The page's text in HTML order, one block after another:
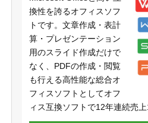
換性を誇るオフィスソフ
トです。文章作成・表計
算・プレゼンテーション
用のスライド作成だけで
なく、PDFの作成・閲覧
も行える高性能な総合オ
フィスソフトとしてオフ
ィス互換ソフトで12年連続売